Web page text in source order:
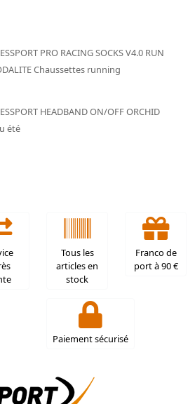
PRO RACING SOCKS V4.0 RUN
Chaussettes running
HEADBAND ON/OFF ORCHID
été
Tous les
articles en
stock
Franco de
port à 90 €
Paiement sécurisé